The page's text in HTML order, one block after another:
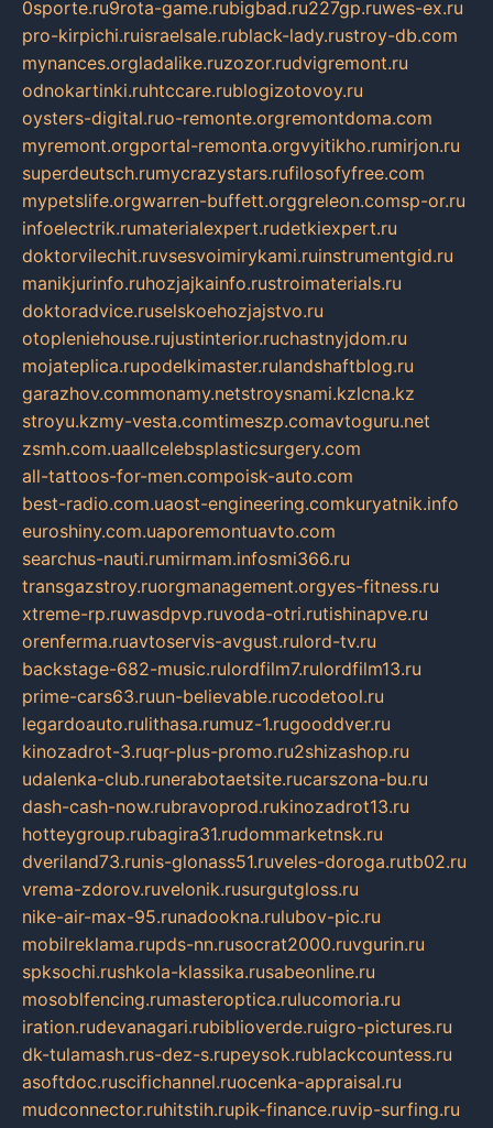
0sporte.ru9rota-game.rubigbad.ru227gp.ruwes-ex.ru
pro-kirpichi.ruisraelsale.rublack-lady.rustroy-db.com
mynances.orgladalike.ruzozor.rudvigremont.ru
odnokartinki.ruhtccare.rublogizotovoy.ru
oysters-digital.ruo-remonte.orgremontdoma.com
myremont.orgportal-remonta.orgvyitikho.rumirjon.ru
superdeutsch.rumycrazystars.rufilosofyfree.com
mypetslife.orgwarren-buffett.orggreleon.comsp-or.ru
infoelectrik.rumaterialexpert.rudetkiexpert.ru
doktorvilechit.ruvsesvoimirykami.ruinstrumentgid.ru
manikjurinfo.ruhozjajkainfo.rustroimaterials.ru
doktoradvice.ruselskoehozjajstvo.ru
otopleniehouse.rujustinterior.ruchastnyjdom.ru
mojateplica.rupodelkimaster.rulandshaftblog.ru
garazhov.commonamy.netstroysnami.kzlcna.kz
stroyu.kzmy-vesta.comtimeszp.comavtoguru.net
zsmh.com.uaallcelebsplasticsurgery.com
all-tattoos-for-men.compoisk-auto.com
best-radio.com.uaost-engineering.comkuryatnik.info
euroshiny.com.uaporemontuavto.com
searchus-nauti.rumirmam.infosmi366.ru
transgazstroy.ruorgmanagement.orgyes-fitness.ru
xtreme-rp.ruwasdpvp.ruvoda-otri.rutishinapve.ru
orenferma.ruavtoservis-avgust.rulord-tv.ru
backstage-682-music.rulordfilm7.rulordfilm13.ru
prime-cars63.ruun-believable.rucodetool.ru
legardoauto.rulithasa.rumuz-1.rugooddver.ru
kinozadrot-3.ruqr-plus-promo.ru2shizashop.ru
udalenka-club.runerabotaetsite.rucarszona-bu.ru
dash-cash-now.rubravoprod.rukinozadrot13.ru
hotteygroup.rubagira31.rudommarketnsk.ru
dveriland73.runis-glonass51.ruveles-doroga.rutb02.ru
vrema-zdorov.ruvelonik.rusurgutgloss.ru
nike-air-max-95.runadookna.rulubov-pic.ru
mobilreklama.rupds-nn.rusocrat2000.ruvgurin.ru
spksochi.rushkola-klassika.rusabeonline.ru
mosoblfencing.rumasteroptica.rulucomoria.ru
iration.rudevanagari.rubiblioverde.ruigro-pictures.ru
dk-tulamash.rus-dez-s.rupeysok.rublackcountess.ru
asoftdoc.ruscifichannel.ruocenka-appraisal.ru
mudconnector.ruhitstih.rupik-finance.ruvip-surfing.ru